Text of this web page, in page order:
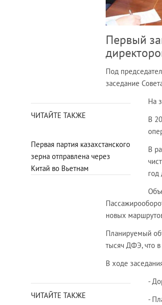
Первый
Под
заседание
ЧИТАЙТЕ ТАКЖЕ
Первая партия казахстанского
зерна отправлена через
Китай во Вьетнам
На
В
В
год
новых
Планируемый
тысяч ДФЭ, что
В ходе
ЧИТАЙТЕ ТАКЖЕ
-
-